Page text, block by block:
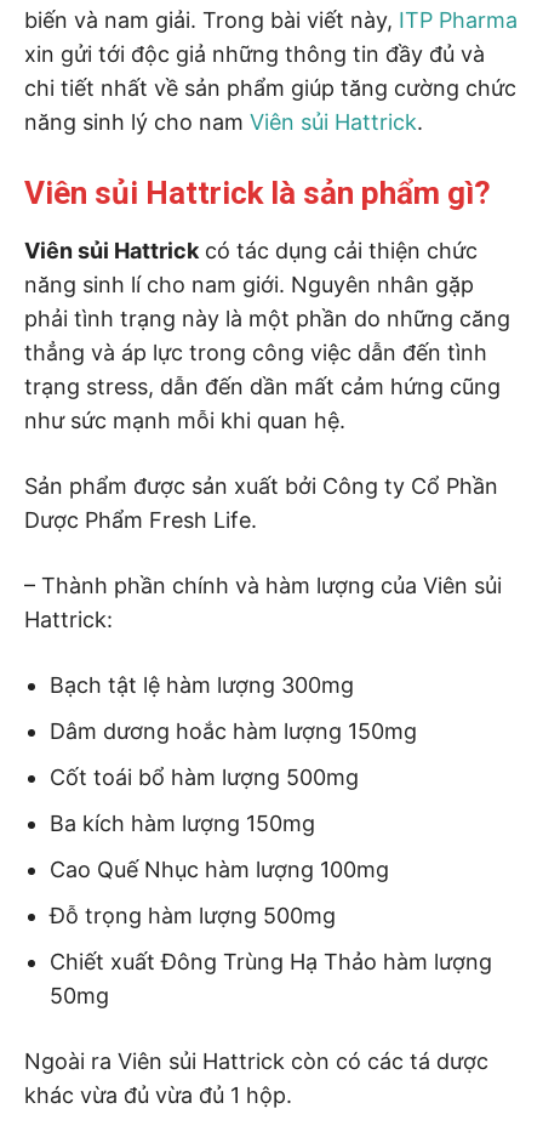
biến và nam giải. Trong bài viết này, ITP Pharma
xin gửi tới độc giả những thông tin đầy đủ và
chi tiết nhất về sản phẩm giúp tăng cường chức
năng sinh lý cho nam Viên sủi Hattrick.
Viên sủi Hattrick là sản phẩm gì?
Viên sủi Hattrick có tác dụng cải thiện chức
năng sinh lí cho nam giới. Nguyên nhân gặp
phải tình trạng này là một phần do những căng
thẳng và áp lực trong công việc dẫn đến tình
trạng stress, dẫn đến dần mất cảm hứng cũng
như sức mạnh mỗi khi quan hệ.
Sản phẩm được sản xuất bởi Công ty Cổ Phần
Dược Phẩm Fresh Life.
– Thành phần chính và hàm lượng của Viên sủi
Hattrick:
Bạch tật lệ hàm lượng 300mg
Dâm dương hoắc hàm lượng 150mg
Cốt toái bổ hàm lượng 500mg
Ba kích hàm lượng 150mg
Cao Quế Nhục hàm lượng 100mg
Đỗ trọng hàm lượng 500mg
Chiết xuất Đông Trùng Hạ Thảo hàm lượng
50mg
Ngoài ra Viên sủi Hattrick còn có các tá dược
khác vừa đủ vừa đủ 1 hộp.